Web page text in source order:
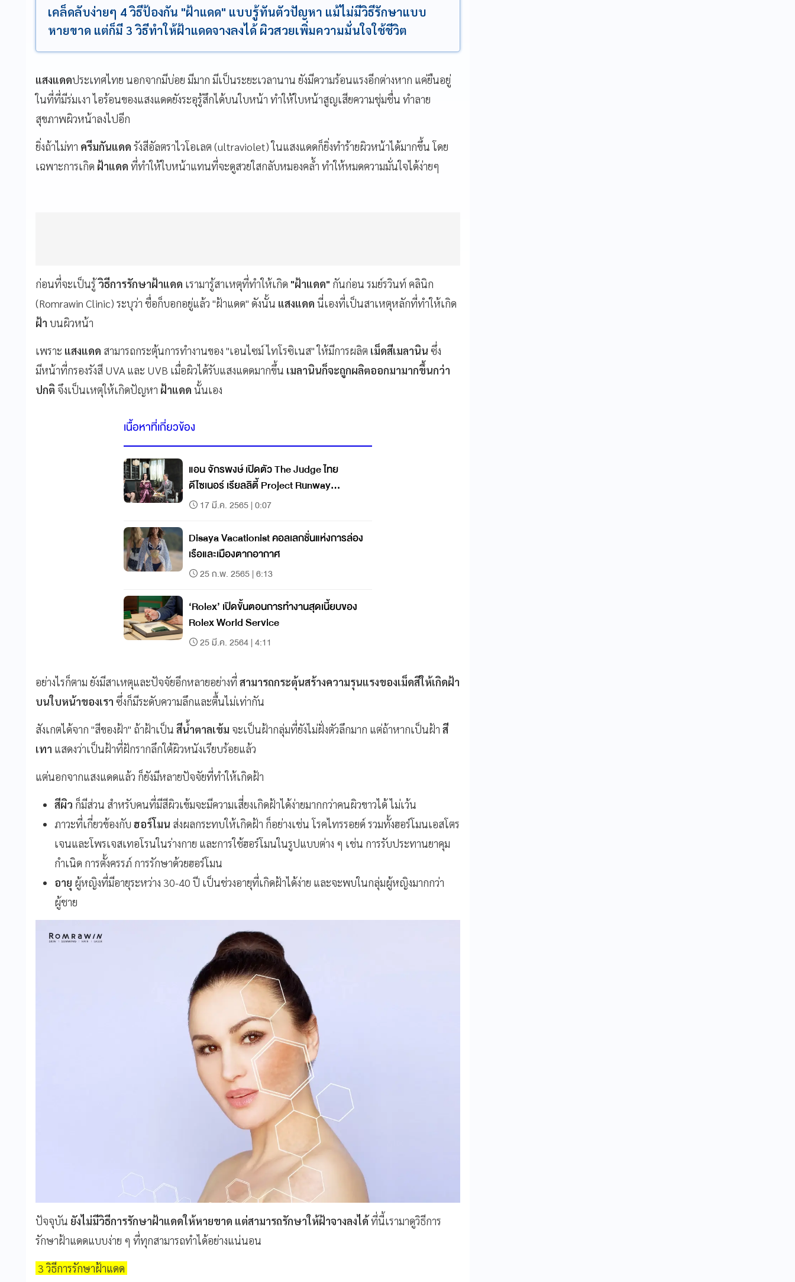
เคล็ดลับง่ายๆ 4 วิธีป้องกัน "ฝ้าแดด" แบบรู้ทันตัวปัญหา แม้ไม่มีวิธีรักษาแบบ
หายขาด แต่ก็มี 3 วิธีทำให้ฝ้าแดดจางลงได้ ผิวสวยเพิ่มความมั่นใจใช้ชีวิต
แสงแดดประเทศไทย นอกจากมีบ่อย มีมาก มีเป็นระยะเวลานาน ยังมีความร้อนแรงอีกต่างหาก แค่ยืนอยู่
ในที่ที่มีร่มเงา ไอร้อนของแสงแดดยังระอุรู้สึกได้บนใบหน้า ทำให้ใบหน้าสูญเสียความชุ่มชื่น ทำลาย
สุขภาพผิวหน้าลงไปอีก
ยิ่งถ้าไม่ทา ครีมกันแดด รังสีอัลตราไวโอเลต (ultraviolet) ในแสงแดดก็ยิ่งทำร้ายผิวหน้าได้มากขึ้น โดย
เฉพาะการเกิด ฝ้าแดด ที่ทำให้ใบหน้าแทนที่จะดูสวยใสกลับหมองคล้ำ ทำให้หมดความมั่นใจได้ง่ายๆ
ก่อนที่จะเป็นรู้วิธีการรักษาฝ้าแดด เรามารู้สาเหตุที่ทำให้เกิด "ฝ้าแดด" กันก่อน รมย์รวินท์ คลินิก
(Romrawin Clinic) ระบุว่า ชื่อก็บอกอยู่แล้ว "ฝ้าแดด" ดังนั้น แสงแดด นี่เองที่เป็นสาเหตุหลักที่ทำให้เกิด
ฝ้า บนผิวหน้า
เพราะ แสงแดด สามารถกระตุ้นการทำงานของ "เอนไซม์ ไทโรซิเนส" ให้มีการผลิต เม็ดสีเมลานิน ซึ่ง
มีหน้าที่กรองรังสี UVA และ UVB เมื่อผิวได้รับแสงแดดมากขึ้น เมลานินก็จะถูกผลิตออกมามากขึ้นกว่า
ปกติ จึงเป็นเหตุให้เกิดปัญหา ฝ้าแดด นั้นเอง
เนื้อหาที่เกี่ยวข้อง
แอน จักรพงษ์ เปิดตัว The Judge ไทย
ดีไซเนอร์ เรียลลิตี้ Project Runway
Thailand
17 มี.ค. 2565 | 0:07
Disaya Vacationist คอลเลกชั่นแห่งการล่อง
เรือและเมืองตากอากาศ
25 ก.พ. 2565 | 6:13
‘Rolex’ เปิดขั้นตอนการทำงานสุดเนี้ยบของ
Rolex World Service
25 มี.ค. 2564 | 4:11
อย่างไรก็ตาม ยังมีสาเหตุและปัจจัยอีกหลายอย่างที่ สามารถกระตุ้นสร้างความรุนแรงของเม็ดสีให้เกิดฝ้า
บนใบหน้าของเรา ซึ่งก็มีระดับความลึกและตื้นไม่เท่ากัน
สังเกตได้จาก "สีของฝ้า" ถ้าฝ้าเป็น สีน้ำตาลเข้ม จะเป็นฝ้ากลุ่มที่ยังไม่ฝั่งตัวลึกมาก แต่ถ้าหากเป็นฝ้า สี
เทา แสดงว่าเป็นฝ้าที่ฝักรากลึกใต้ผิวหนังเรียบร้อยแล้ว
แต่นอกจากแสงแดดแล้ว ก็ยังมีหลายปัจจัยที่ทำให้เกิดฝ้า
สีผิว ก็มีส่วน สำหรับคนที่มีสีผิวเข้มจะมีความเสี่ยงเกิดฝ้าได้ง่ายมากกว่าคนผิวขาวได้ ไม่เว้น
ภาวะที่เกี่ยวข้องกับ ฮอร์โมน ส่งผลกระทบให้เกิดฝ้า ก็อย่างเช่น โรคไทรรอยด์ รวมทั้งฮอร์โมนเอสโตร
เจนและโพรเจสเทอโรนในร่างกาย และการใช้ฮอร์โมนในรูปแบบต่าง ๆ เช่น การรับประทานยาคุม
กำเนิด การตั้งครรภ์ การรักษาด้วยฮอร์โมน
อายุ ผู้หญิงที่มีอายุระหว่าง 30-40 ปี เป็นช่วงอายุที่เกิดฝ้าได้ง่าย และจะพบในกลุ่มผู้หญิงมากกว่า
ผู้ชาย
ปัจจุบัน ยังไม่มีวิธีการรักษาฝ้าแดดให้หายขาด แต่สามารถรักษาให้ฝ้าจางลงได้ที่นี้เรามาดูวิธีการ
รักษาฝ้าแดดแบบง่าย ๆ ที่ทุกสามารถทำได้อย่างแน่นอน
3 วิธีการรักษาฝ้าแดด